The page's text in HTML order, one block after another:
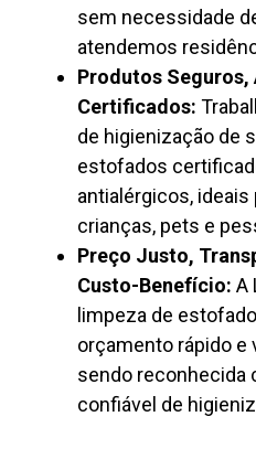
sem necessidade
atendemos
Produtos
Certificados:
de higienização de
estofados
antialérgicos,
crianças, pets e
Preço Justo,
Custo-Benefício: A
limpeza de
orçamento rápido e
sendo reconhecida
confiável de